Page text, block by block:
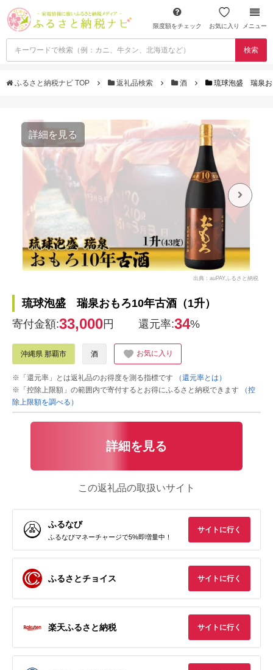
限度額をチェック お気に入り メニュー
検索
ふるさと納税ナビ TOP 返礼品検索 酒 琉球泡盛 瑞泉お
詳細を見る
出典：auPAYふるさと納税
琉球泡盛 瑞泉おもろ10年古酒（1升）
寄付金額:33,000円 還元率:34%
沖縄県 那覇市 酒 お気に入り
※「還元率」とは返礼品のお得度を測る指標です
（還元率とは）
※「控除上限額」の範囲内で寄付するとお得にふるさと納税できます
（控
除上限額を調べる）
詳細を見る
この返礼品の取扱いサイト
ふるなび
ふるなびマネーチャージで5%即増量中！
サイトに行く
ふるさとチョイス サイトに行く
楽天ふるさと納税 サイトに行く